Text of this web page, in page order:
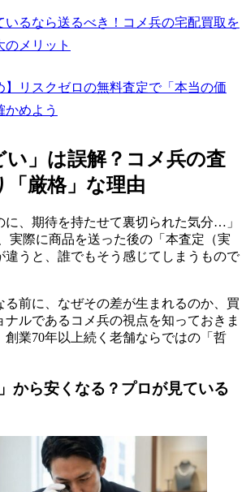
いるなら送るべき！コメ兵の宅配買取を
のメリット
】リスクゼロの無料査定で「本当の価
かめよう
い」は誤解？コメ兵の査
「厳格」な理由
に、期待を持たせて裏切られた気分…」
実際に商品を送った後の「本査定（実
違うと、誰でもそう感じてしまうもので
る前に、なぜその差が生まれるのか、買
ルであるコメ兵の視点を知っておきま
創業70年以上続く老舗ならではの「哲
から安くなる？プロが見ている